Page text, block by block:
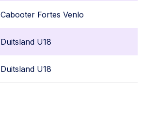
Cabooter Fortes Venlo
Duitsland U18
Duitsland U18